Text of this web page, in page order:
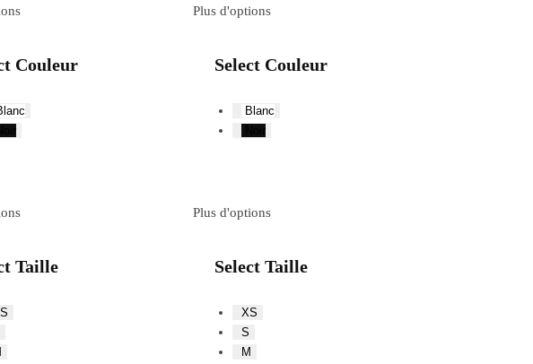
Couleur
Taille
Plus d'options
Select Couleur
Blanc
Noir
Plus d'options
Select Taille
XS
S
M